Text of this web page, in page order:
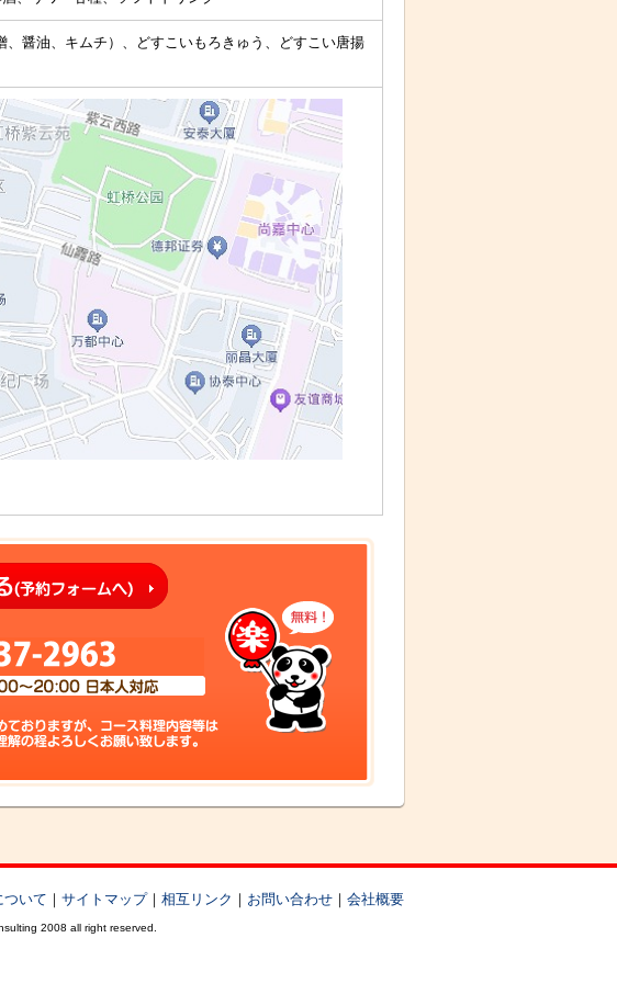
、醤油、キムチ）、どすこいもろきゅう、どすこい唐揚
ついて ｜ サイトマップ｜ 相互リンク ｜ お問い合わせ ｜ 会社概要
2008 all right reserved.